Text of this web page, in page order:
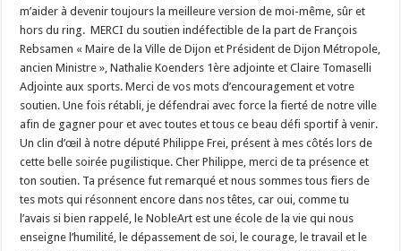
m’aider à devenir toujours la meilleure version de moi-même, sûr et
hors du ring. MERCI du soutien indéfectible de la part de François
Rebsamen « Maire de la Ville de Dijon et Président de Dijon Métropole,
ancien Ministre », Nathalie Koenders 1ère adjointe et Claire Tomaselli
Adjointe aux sports. Merci de vos mots d’encouragement et votre
soutien. Une fois rétabli, je défendrai avec force la fierté de notre ville
afin de gagner pour et avec toutes et tous ce beau défi sportif à venir.
Un clin d’œil à notre député Philippe Frei, présent à mes côtés lors de
cette belle soirée pugilistique. Cher Philippe, merci de ta présence et
ton soutien. Ta présence fut remarqué et nous sommes tous fiers de
tes mots qui résonnent encore dans nos têtes, car oui, comme tu
l’avais si bien rappelé, le NobleArt est une école de la vie qui nous
enseigne l’humilité, le dépassement de soi, le courage, le travail et le